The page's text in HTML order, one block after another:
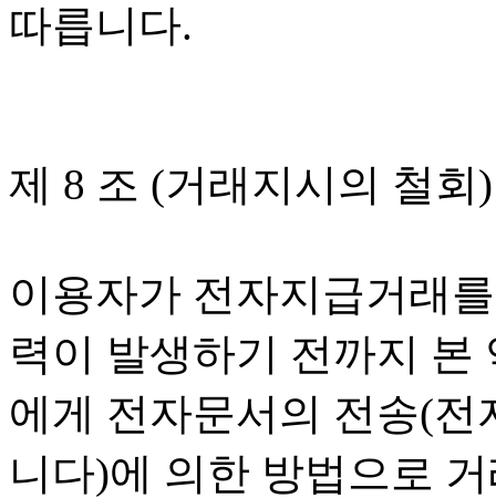
따릅니다.
제 8 조 (거래지시의 철회)
이용자가 전자지급거래
력이 발생하기 전까지 본
에게 전자문서의 전송(
니다)에 의한 방법으로